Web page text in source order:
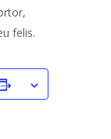
felis.